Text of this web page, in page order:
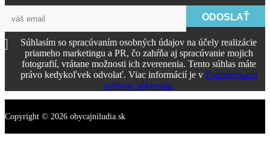
ODOSLAŤ
Súhlasím so spracúvaním osobných údajov na účely realizácie
priameho marketingu a PR, čo zahŕňa aj spracúvanie mojich
fotografií, vrátane možnosti ich zverenenia. Tento súhlas máte
právo kedykoľvek odvolať. Viac informácií je v Podmienkach
ochrany súkromia.
Copyright © 2026 obycajniludia.sk